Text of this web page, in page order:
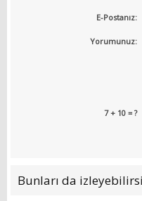
E-Postanız:
Yorumunuz:
7 + 10 = ?
Bunları da